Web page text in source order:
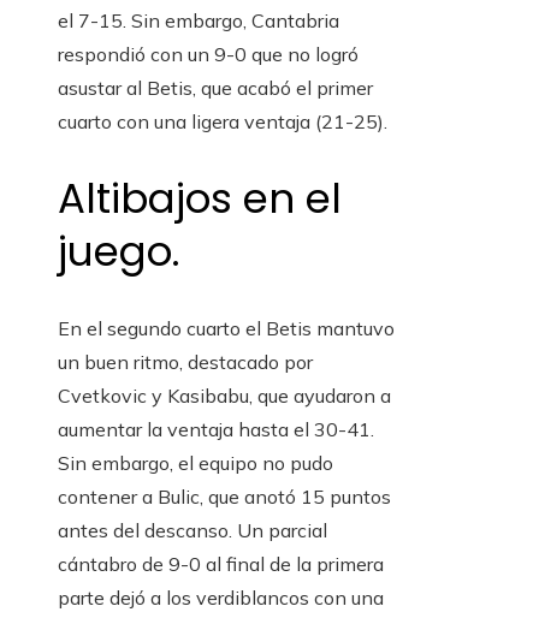
el 7-15. Sin embargo, Cantabria
respondió con un 9-0 que no logró
asustar al Betis, que acabó el primer
cuarto con una ligera ventaja (21-25).
Altibajos en el
juego.
En el segundo cuarto el Betis mantuvo
un buen ritmo, destacado por
Cvetkovic y Kasibabu, que ayudaron a
aumentar la ventaja hasta el 30-41.
Sin embargo, el equipo no pudo
contener a Bulic, que anotó 15 puntos
antes del descanso. Un parcial
cántabro de 9-0 al final de la primera
parte dejó a los verdiblancos con una